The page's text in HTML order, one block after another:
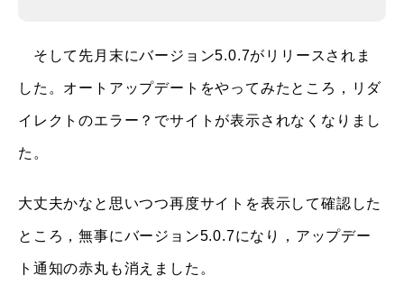
そして先月末にバージョン5.0.7がリリースされま
した。オートアップデートをやってみたところ，リダ
イレクトのエラー？でサイトが表示されなくなりまし
た。
大丈夫かなと思いつつ再度サイトを表示して確認した
ところ，無事にバージョン5.0.7になり，アップデー
ト通知の赤丸も消えました。